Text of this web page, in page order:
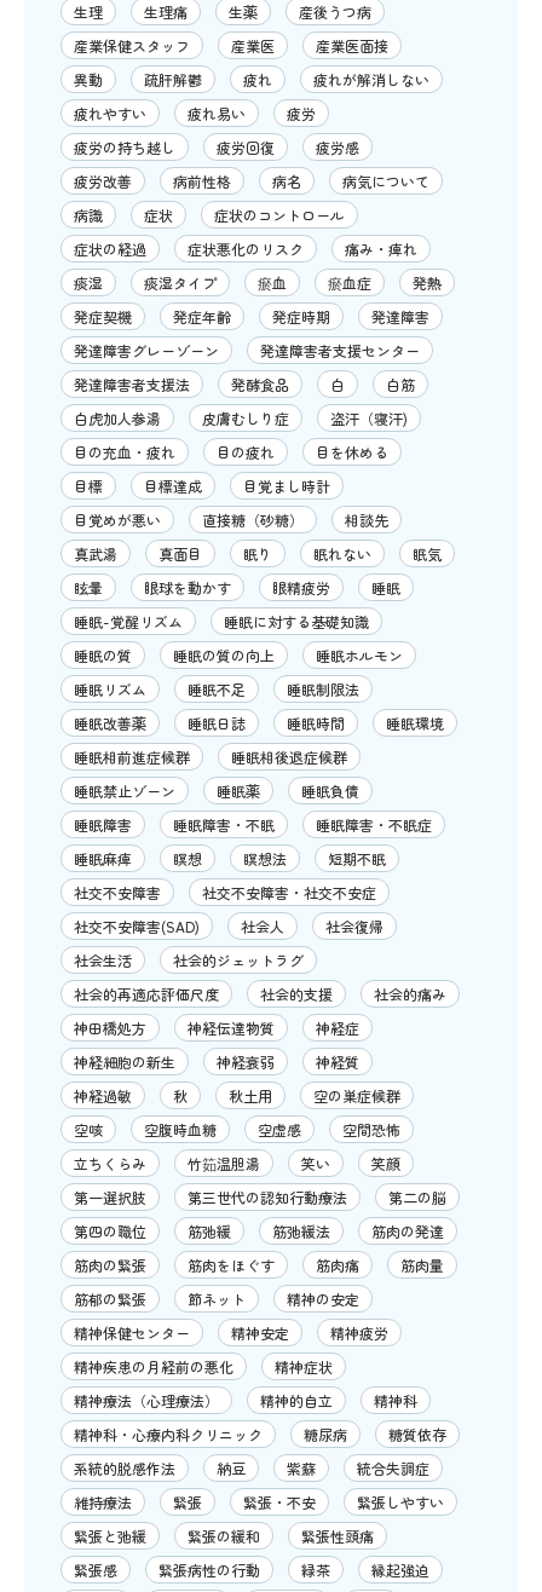
生理
生理痛 生薬
産後うつ病
産業保健スタッフ
産業医
産業医面接
異動
疏肝解鬱 疲れ
疲れが解消しない
疲れやすい
疲れ易い
疲労
疲労の持ち越し
疲労回復
疲労感
疲労改善
病前性格 病名
病気について
病識
症状
症状のコントロール
症状の経過
症状悪化のリスク
痛み・痺れ
痰湿
痰湿タイプ 瘀血 瘀血症
発熱
発症契機
発症年齢 発症時期
発達障害
発達障害グレーゾーン
発達障害者支援センター
発達障害者支援法
発酵食品 白
白筋
白虎加人参湯
皮膚むしり症
盗汗（寝汗)
目の充血・疲れ
目の疲れ
目を休める
目標
目標達成
目覚まし時計
目覚めが悪い
直接糖（砂糖）
相談先
真武湯
真面目 眠り 眠れない
眠気
眩暈
眼球を動かす 眼精疲労
睡眠
睡眠-覚醒リズム
睡眠に対する基礎知識
睡眠の質
睡眠の質の向上
睡眠ホルモン
睡眠リズム
睡眠不足
睡眠制限法
睡眠改善薬
睡眠日誌 睡眠時間
睡眠環境
睡眠相前進症候群
睡眠相後退症候群
睡眠禁止ゾーン
睡眠薬
睡眠負債
睡眠障害
睡眠障害・不眠
睡眠障害・不眠症
睡眠麻痺
瞑想 瞑想法
短期不眠
社交不安障害
社交不安障害・社交不安症
社交不安障害(SAD)
社会人
社会復帰
社会生活
社会的ジェットラグ
社会的再適応評価尺度
社会的支援
社会的痛み
神田橋処方
神経伝達物質
神経症
神経細胞の新生
神経衰弱
神経質
神経過敏
秋 秋土用
空の巣症候群
空咳
空腹時血糖 空虚感
空間恐怖
立ちくらみ
竹筎温胆湯 笑い
笑顔
第一選択肢
第三世代の認知行動療法
第二の脳
第四の職位
筋弛緩 筋弛緩法
筋肉の発達
筋肉の緊張
筋肉をほぐす 筋肉痛
筋肉量
筋郁の緊張
節ネット
精神の安定
精神保健センター
精神安定
精神疲労
精神疾患の月経前の悪化
精神症状
精神療法（心理療法）
精神的自立
精神科
精神科・心療内科クリニック
糖尿病
糖質依存
系統的脱感作法
納豆 紫蘇
統合失調症
維持療法
緊張 緊張・不安
緊張しやすい
緊張と弛緩
緊張の緩和
緊張性頭痛
緊張感
緊張病性の行動 緑茶
縁起強迫